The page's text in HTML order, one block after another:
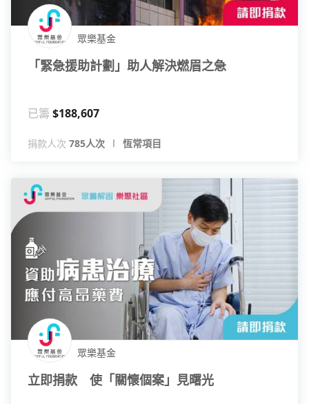
眾樂基金
「緊急援助計劃」助人解決燃眉之急
已籌 $188,607
捐款人次 785人次 恆常項目
眾樂基金
立即捐款 使「關懷個案」見曙光